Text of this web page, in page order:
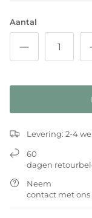
Aantal
Levering: 2-4
60
dagen
Neem
contact met ons